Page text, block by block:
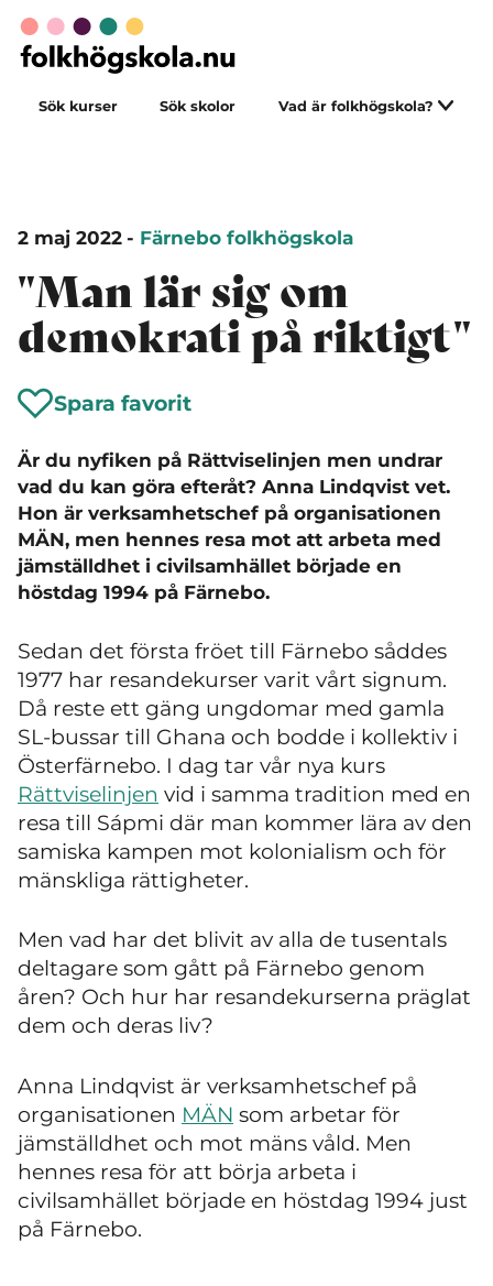
Sök kurser Sök skolor Vad är folkhögskola?
2 maj 2022 - Färnebo folkhögskola
"Man lär sig om
demokrati på riktigt"
Spara favorit
Är du nyfiken på Rättviselinjen men undrar
vad du kan göra efteråt? Anna Lindqvist vet.
Hon är verksamhetschef på organisationen
MÄN, men hennes resa mot att arbeta med
jämställdhet i civilsamhället började en
höstdag 1994 på Färnebo.
Sedan det första fröet till Färnebo såddes
1977 har resandekurser varit vårt signum.
Då reste ett gäng ungdomar med gamla
SL-bussar till Ghana och bodde i kollektiv i
Österfärnebo. I dag tar vår nya kurs
Rättviselinjen vid i samma tradition med en
resa till Sápmi där man kommer lära av den
samiska kampen mot kolonialism och för
mänskliga rättigheter.
Men vad har det blivit av alla de tusentals
deltagare som gått på Färnebo genom
åren? Och hur har resandekurserna präglat
dem och deras liv?
Anna Lindqvist är verksamhetschef på
organisationen MÄN som arbetar för
jämställdhet och mot mäns våld. Men
hennes resa för att börja arbeta i
civilsamhället började en höstdag 1994 just
på Färnebo.